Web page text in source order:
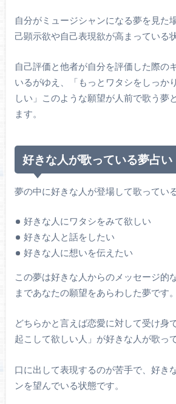
自分がミュージシャンになる夢を見た
己顕示欲や自己表現欲が高まっている
自己評価と他者が自分を評価した際の
いるがゆえ、「もっとワタシをしっか
しい」このような願望が人前で歌う夢
ます。
好きな人が歌っている夢占い
夢の中に好きな人が登場して歌ってい
好きな人にワタシをみて欲しい
好きな人と話をしたい
好きな人に想いを伝えたい
この夢は好きな人からのメッセージ的
まであなたの願望をあらわした夢です。
どちらかと言えば恋愛に対して受け身
起こして欲しい人」が好きな人が歌っ
口に出して表現するのが苦手で、好き
ンを望んでいる状態です。